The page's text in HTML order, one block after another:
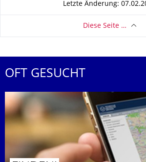
Letzte Änderung:
Diese Seite …
OFT GESUCHT